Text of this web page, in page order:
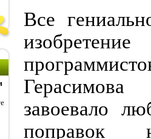
Все
завоевало